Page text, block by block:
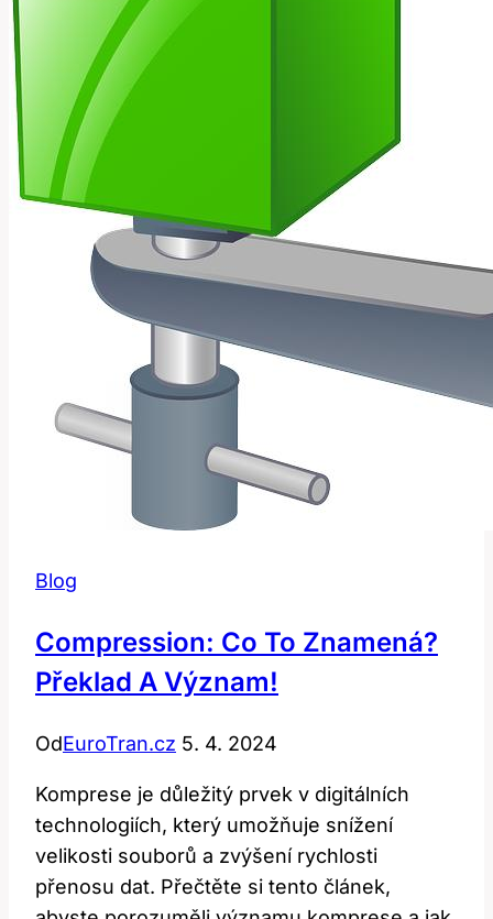
Blog
Compression: Co To Znamená?
Překlad A Význam!
OdEuroTran.cz 5. 4. 2024
Komprese je důležitý prvek v digitálních
technologiích, který umožňuje snížení
velikosti souborů a zvýšení rychlosti
přenosu dat. Přečtěte si tento článek,